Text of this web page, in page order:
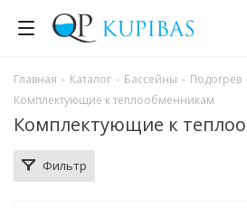
Главная - Каталог - Бассейны - Подогрев
Комплектующие к теплообменникам
Комплектующие к
Фильтр